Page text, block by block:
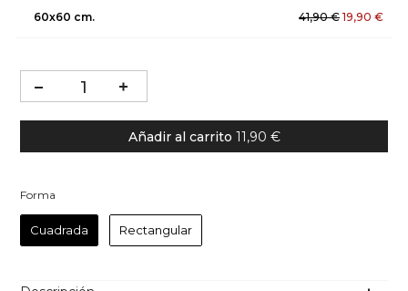
Forma
Cuadrada Rectangular
60x60 cm. 41,90 € 19,90 €
Añadir al carrito 11,90 €